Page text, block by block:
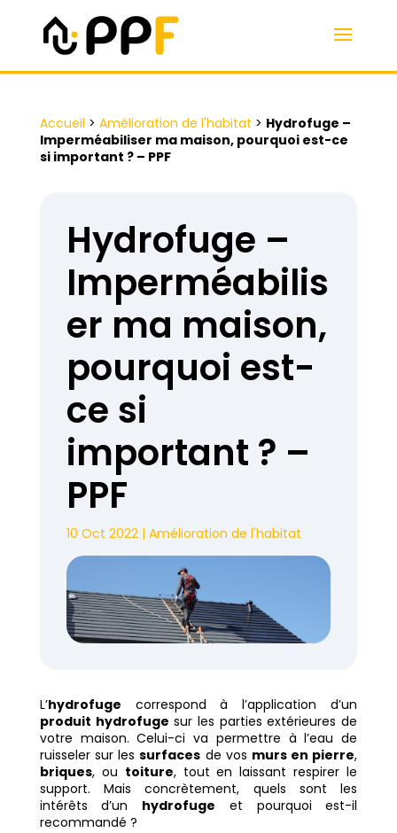
Accueil > Amélioration de l'habitat > Hydrofuge –
Imperméabiliser ma maison, pourquoi est-ce
si important ? – PPF
Hydrofuge –
Imperméabilis
er ma maison,
pourquoi est-
ce si
important ? –
PPF
10 Oct 2022| Amélioration de l'habitat
L’hydrofuge correspond à l’application d’un
produit hydrofuge sur les parties extérieures de
votre maison. Celui-ci va permettre à l’eau de
ruisseler sur lessurfaces de vos murs en pierre,
briques, ou toiture, tout en laissant respirer le
support. Mais concrètement, quels sont les
intérêts d’un hydrofuge et pourquoi est-il
recommandé ?